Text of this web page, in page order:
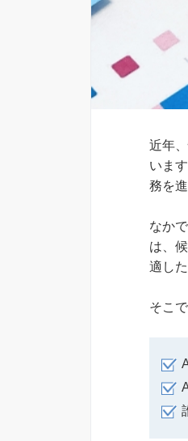
近年
いま
務を
なか
は、
適し
そこ